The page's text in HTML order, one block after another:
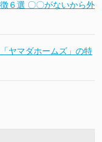
６選 〇〇がないから外
ヤマダホームズ」の特